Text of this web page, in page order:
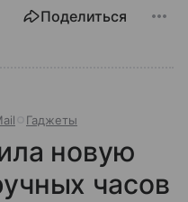
Поделиться
Гаджеты
новую
часов